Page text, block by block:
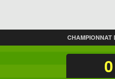
CHAMPIONNAT
0